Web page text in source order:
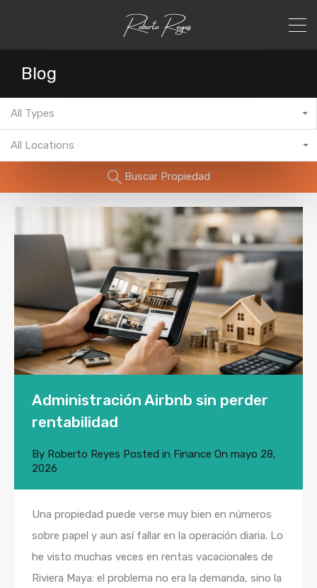
Blog
All Types
All Locations
Buscar Propiedad
Administración Airbnb sin perder
rentabilidad
By Roberto Reyes Posted in Finance On mayo 28,
2026
Una propiedad puede verse muy bien en números
sobre papel y aun así fallar en la operación diaria. Lo
he visto muchas veces en rentas vacacionales de
Riviera Maya: el problema no era la demanda, sino la